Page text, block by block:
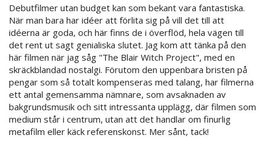
Debutfilmer utan budget kan som bekant vara fantastiska.
När man bara har idéer att förlita sig på vill det till att
idéerna är goda, och här finns de i överflöd, hela vägen till
det rent ut sagt genialiska slutet. Jag kom att tänka på den
här filmen när jag såg "The Blair Witch Project", med en
skräckblandad nostalgi. Förutom den uppenbara bristen på
pengar som så totalt kompenseras med talang, har filmerna
ett antal gemensamma nämnare, som avsaknaden av
bakgrundsmusik och sitt intressanta upplägg, där filmen som
medium står i centrum, utan att det handlar om finurlig
metafilm eller käck referenskonst. Mer sånt, tack!